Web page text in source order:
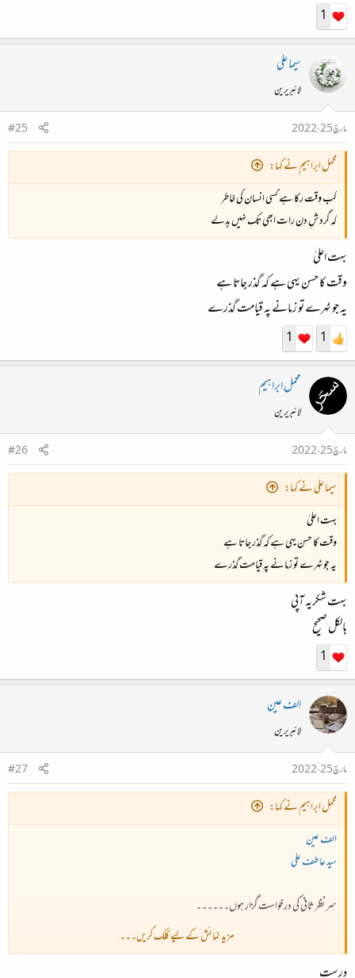
1
سیما علی
لائبریرین
مارچ 25، 2022
#25
محمل ابراہیم نے کہا:
کب وقت رکا ہے کسی انسان کی خاطر
کہ گردشِ دن رات ابھی تک نہیں بدلے
بہت اعلیٰ
وقت کا حسن یہی ہے کہ گذر جاتا ہے
یہ جو ٹہرے تو زمانے پہ قیامت گذرے
1
1
محمل ابراہیم
لائبریرین
مارچ 25، 2022
#26
سیما علی نے کہا:
بہت اعلیٰ
وقت کا حسن یہی ہے کہ گذر جاتا ہے
یہ جو ٹہرے تو زمانے پہ قیامت گذرے
بہت شکریہ آپی
بالکل صحیح
1
الف عین
لائبریرین
مارچ 25، 2022
#27
محمل ابراہیم نے کہا:
الف عین
سید عاطف علی
سر نظر ثانی کی درخواست گزار ہوں۔۔۔۔۔۔
وہ فکر و خیالات ابھی تک نہیں بدلے
اے دل ترے حالات ابھی تک نہیں بدلے
مزید نمائش کے لیے کلک کریں۔۔۔